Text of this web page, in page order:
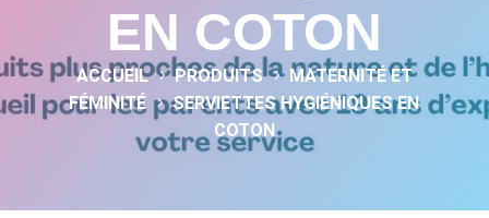
EN COTON
ACCUEIL 5 PRODUITS 5 MATERNITÉ ET
FÉMINITÉ 5 SERVIETTES HYGIÉNIQUES EN
COTON